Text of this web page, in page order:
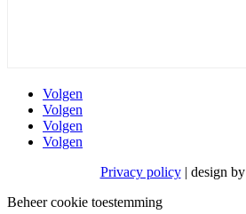
Volgen
Volgen
Volgen
Volgen
Privacy policy| design by
Beheer cookie toestemming